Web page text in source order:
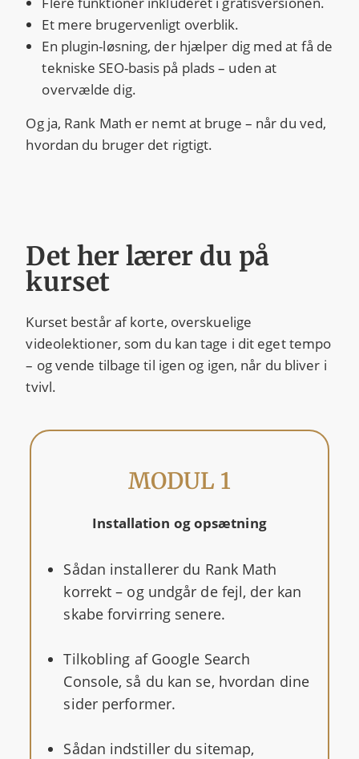
Et mere brugervenligt overblik.
En plugin-løsning, der hjælper dig med at få de
tekniske SEO-basis på plads – uden at
overvælde dig.
Og ja, Rank Math er nemt at bruge – når du ved,
hvordan du bruger det rigtigt.
Det her lærer du på
kurset
Kurset består af korte, overskuelige
videolektioner, som du kan tage i dit eget tempo
– og vende tilbage til igen og igen, når du bliver i
tvivl.
MODUL 1
Installation og opsætning
Sådan installerer du Rank Math
korrekt – og undgår de fejl, der kan
skabe forvirring senere.
Tilkobling af Google Search
Console, så du kan se, hvordan dine
sider performer.
Sådan indstiller du sitemap,